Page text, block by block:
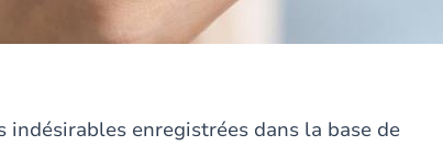
indésirables enregistrées dans la base de